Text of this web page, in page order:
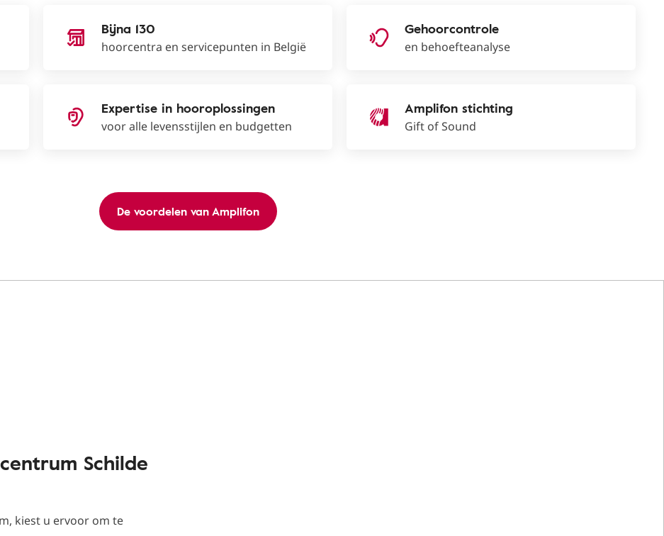
Bijna 130
hoorcentra en servicepunten in België
Gehoorcontrole
en behoefteanalyse
Expertise in hooroplossingen
voor alle levensstijlen en budgetten
Amplifon stichting
Gift of Sound
De voordelen van Amplifon
Schilde
kiest u ervoor om te